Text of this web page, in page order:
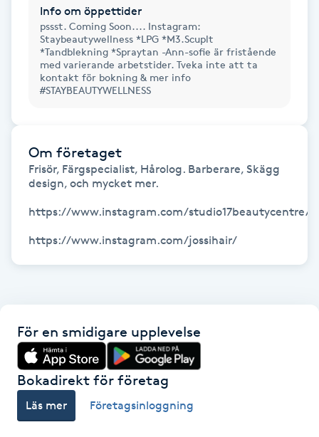
Huduppstramning
Hudvård
Hyaluronsyra
Hyperhidros
Hypnos
Hårborttagning
Hårbottenbehandling
Hårvård
Hälsa
Hälsprickor
Info om öppettider
pssst. Coming Soon.... Instagram:
Staybeautywellness *LPG *M3.Scuplt
*Tandblekning *Spraytan -Ann-sofie är fristående
med varierande arbetstider. Tveka inte att ta
kontakt för bokning & mer info
#STAYBEAUTYWELLNESS
Om företaget
Frisör, Färgspecialist, Hårolog. Barberare, Skägg
design, och mycket mer.
https://www.instagram.com/studio17beautycentre/
https://www.instagram.com/jossihair/
För en smidigare upplevelse
Bokadirekt för företag
Läs mer Företagsinloggning